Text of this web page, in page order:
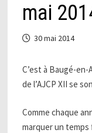
mai
30 mai 2014
C’est à Baugé-en-
de l’AJCP XII se
Comme chaque
marquer un temps